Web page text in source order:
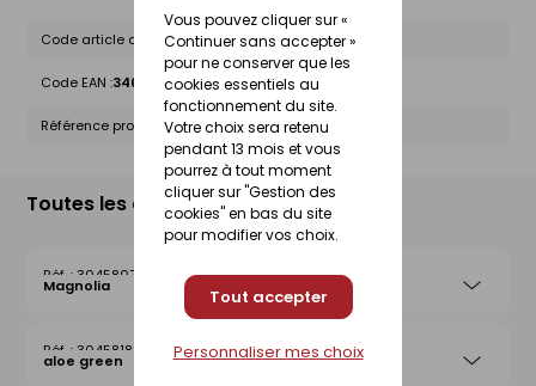
Vous pouvez cliquer sur «
Continuer sans accepter »
pour ne conserver que les
cookies essentiels au
fonctionnement du site.
Votre choix sera retenu
pendant 13 mois et vous
pourrez à tout moment
cliquer sur "Gestion des
cookies" en bas du site
pour modifier vos choix.
Tout accepter
Personnaliser mes choix
Code article chez le fournisseur :10347963
Code EAN :3464186248309
Référence produit nationale Gedimat :30458058
Toutes les déclinaisons
30458074
Magnolia
30458183
aloe green